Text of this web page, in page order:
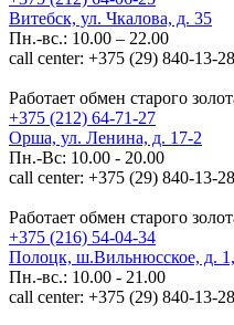
Витебск, ул. Чкалова, д. 35
Пн.-вс.: 10.00 – 22.00
call center: +375 (29) 840-13-28
Работает обмен старого
+375 (212) 64-71-27
Орша, ул. Ленина, д. 17-2
Пн.-Вс: 10.00 - 20.00
call center: +375 (29) 840-13-28
Работает обмен старого
+375 (216) 54-04-34
Полоцк, ш.Вильнюсское, д.
Пн.-вс.: 10.00 - 21.00
call center: +375 (29) 840-13-28